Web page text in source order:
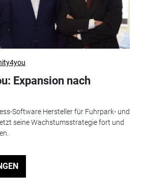
Expansion nach
Software Hersteller für Fuhrpark- und
seine Wachstumsstrategie fort und